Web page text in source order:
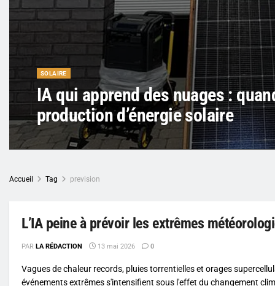
SOLAIRE
IA qui apprend des nuages :
production d’énergie solaire
Accueil Tag prevision
L’IA peine à prévoir les extrêmes
PAR LA RÉDACTION 13 mai 2026 0
Vagues de chaleur records, pluies torrentielles et orages
événements extrêmes s'intensifient sous l'effet du changement